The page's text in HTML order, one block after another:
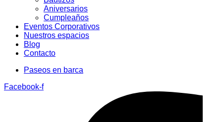
Aniversarios
Cumpleaños
Eventos Corporativos
Nuestros espacios
Blog
Contacto
Paseos en barca
Facebook-f